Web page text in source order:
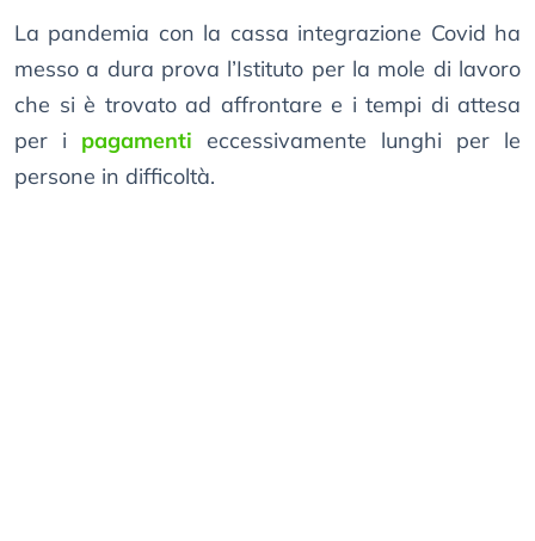
La pandemia con la cassa integrazione Covid ha
messo a dura prova l’Istituto per la mole di lavoro
che si è trovato ad affrontare e i tempi di attesa
per i pagamenti eccessivamente lunghi per le
persone in difficoltà.